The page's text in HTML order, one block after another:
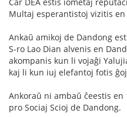
Multaj esperantistoj vizitis en
Ankaŭ amikoj de Dandong
S-ro Lao Dian alvenis en
akompanis kun li vojaĝi
kaj li kun iuj elefantoj fotis
Ankoraŭ ni ambaŭ ĉeestis en
pro Sociaj Scioj de Dandong.